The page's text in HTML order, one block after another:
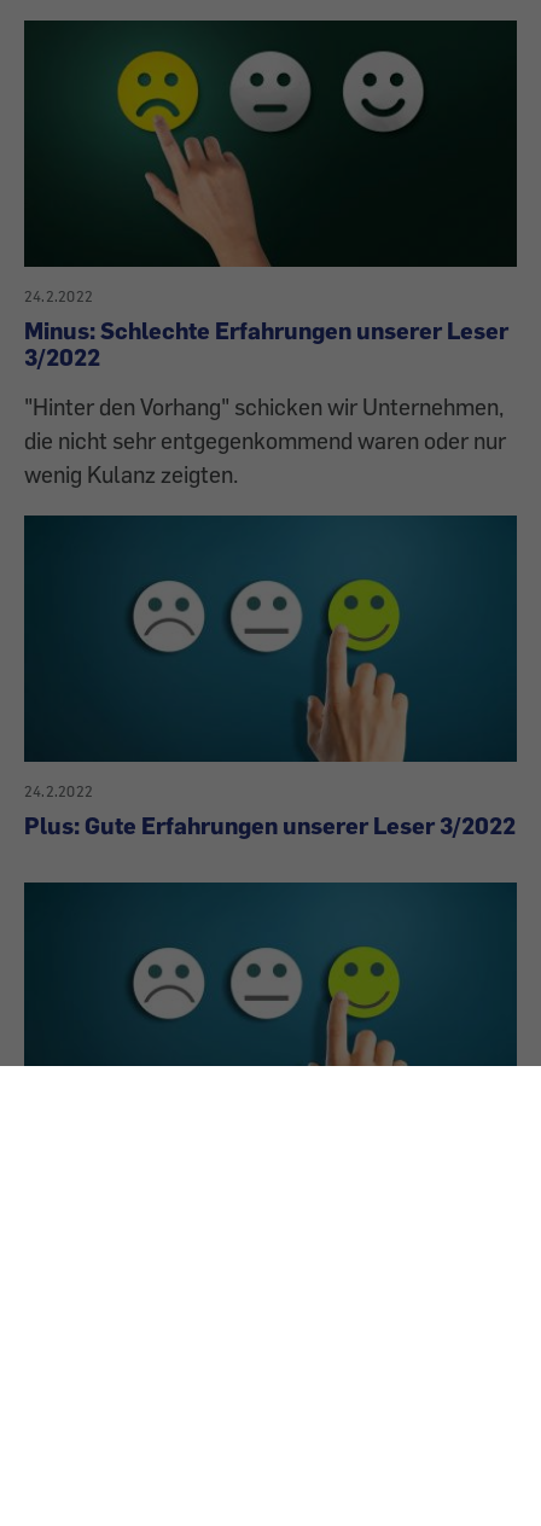
24.2.2022
Minus: Schlechte Erfahrungen unserer Leser
3/2022
"Hinter den Vorhang" schicken wir Unternehmen,
die nicht sehr entgegenkommend waren oder nur
wenig Kulanz zeigten.
24.2.2022
Plus: Gute Erfahrungen unserer Leser 3/2022